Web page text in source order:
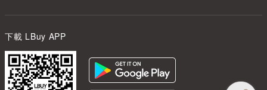
下載 LBuy APP